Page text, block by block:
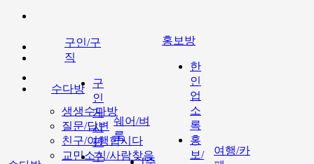
수다방
생생수다방
질문/답변
친구/여행합시다
교민소식/사람찾음
구인/구
직
구
인
게
시
판
구
쉐어/벼
룩
[주
홍보방
한
인
업
소
록
홍
보/
여행/카